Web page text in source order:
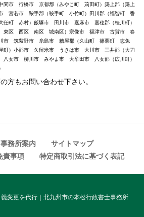
市 行橋市 京都郡（みやこ町 苅田町）築上郡（築上
宮若市 鞍手郡（鞍手町 小竹町）田川郡（福智町 香
町 赤村）飯塚市 田川市 嘉麻市 嘉穂郡（桂川町）
東区 西区 南区 城南区）宗像市 福津市 古賀市 春
市 筑紫野市 糸島市 糟屋郡（久山町 篠栗町 志免
）小郡市 久留米市 うきは市 大川市 三井郡（大刀
八女市 柳川市 みやま市 大牟田市 八女郡（広川町）
方もお問い合わせ下さい。
事務所案内
サイトマップ
責事項
特定商取引法に基づく表記
変更を代行｜北九州市の本松行政書士事務所